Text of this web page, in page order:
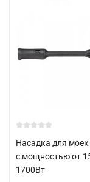
Насадка для моек
с мощностью от
1700Вт